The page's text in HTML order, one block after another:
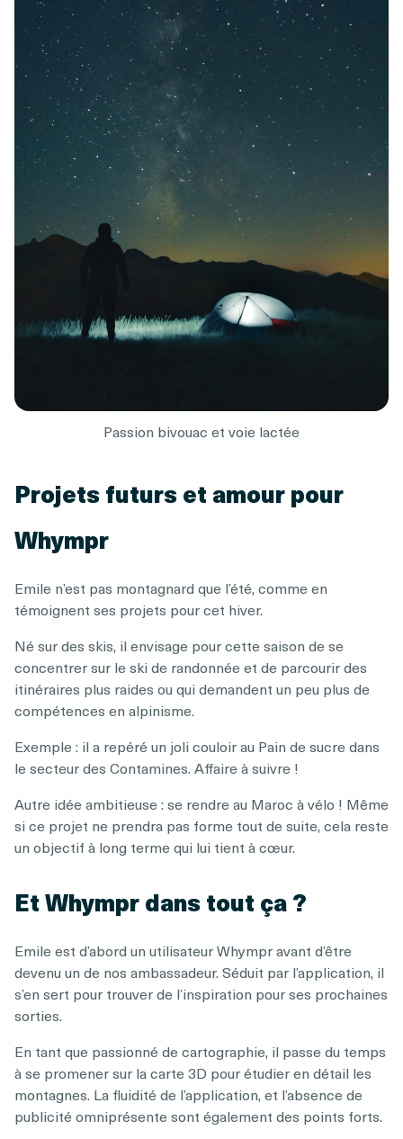
Passion bivouac et voie lactée
Projets futurs et amour pour
Whympr
Emile n’est pas montagnard que l’été, comme en
témoignent ses projets pour cet hiver.
Né sur des skis, il envisage pour cette saison de se
concentrer sur le ski de randonnée et de parcourir des
itinéraires plus raides ou qui demandent un peu plus de
compétences en alpinisme.
Exemple : il a repéré un joli couloir au Pain de sucre dans
le secteur des Contamines. Affaire à suivre !
Autre idée ambitieuse : se rendre au Maroc à vélo ! Même
si ce projet ne prendra pas forme tout de suite, cela reste
un objectif à long terme qui lui tient à cœur.
Et Whympr dans tout ça ?
Emile est d’abord un utilisateur Whympr avant d’être
devenu un de nos ambassadeur. Séduit par l’application, il
s’en sert pour trouver de l’inspiration pour ses prochaines
sorties.
En tant que passionné de cartographie, il passe du temps
à se promener sur la carte 3D pour étudier en détail les
montagnes. La fluidité de l’application, et l’absence de
publicité omniprésente sont également des points forts.